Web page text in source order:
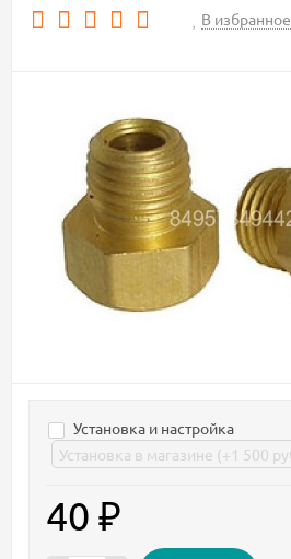
В избранное
Установка и настройка
40 ₽